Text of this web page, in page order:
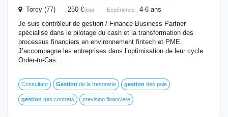
Torcy (77) 250 €/jour Expérience : 4-6 ans
Je suis contrôleur de gestion / Finance Business Partner
spécialisé dans le pilotage du cash et la transformation des
processus financiers en environnement fintech et PME.
J’accompagne les entreprises dans l’optimisation de leur cycle
Order-to-Cas...
Consultant Gestion de la tresorerie gestion des paie
gestion des contrats prevision financiere